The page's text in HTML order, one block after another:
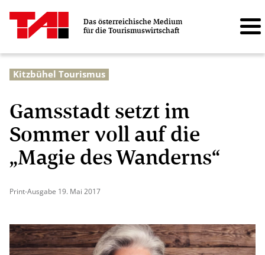
Das österreichische Medium
für die Tourismuswirtschaft
Kitzbühel Tourismus
Gamsstadt setzt im
Sommer voll auf die
„Magie des Wanderns“
Print-Ausgabe 19. Mai 2017